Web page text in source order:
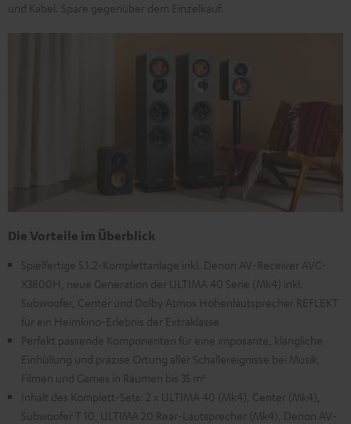
und Kabel. Spare gegenüber dem Einzelkauf.
Die Vorteile im Überblick
Spielfertige 5.1.2-Komplettanlage inkl. Denon AV-Receiver AVC-
X3800H, neue Generation der ULTIMA 40 Serie (Mk4) inkl.
Subwoofer, Center und Dolby Atmos Höhenlautsprecher REFLEKT
für ein Heimkino-Erlebnis der Extraklasse
Perfekt passende Komponenten für eine imposante, klangliche
Einhüllung und präzise Ortung aller Schallereignisse bei Musik,
Filmen und Games in Räumen bis 35 m²
Inhalt des Komplett-Sets: 2 x ULTIMA 40 (Mk4), Center (Mk4),
Subwoofer T 10, ULTIMA 20 Rear-Lautsprecher (Mk4), Denon AV-